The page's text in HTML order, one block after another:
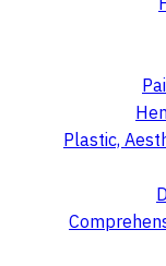
Plastic,